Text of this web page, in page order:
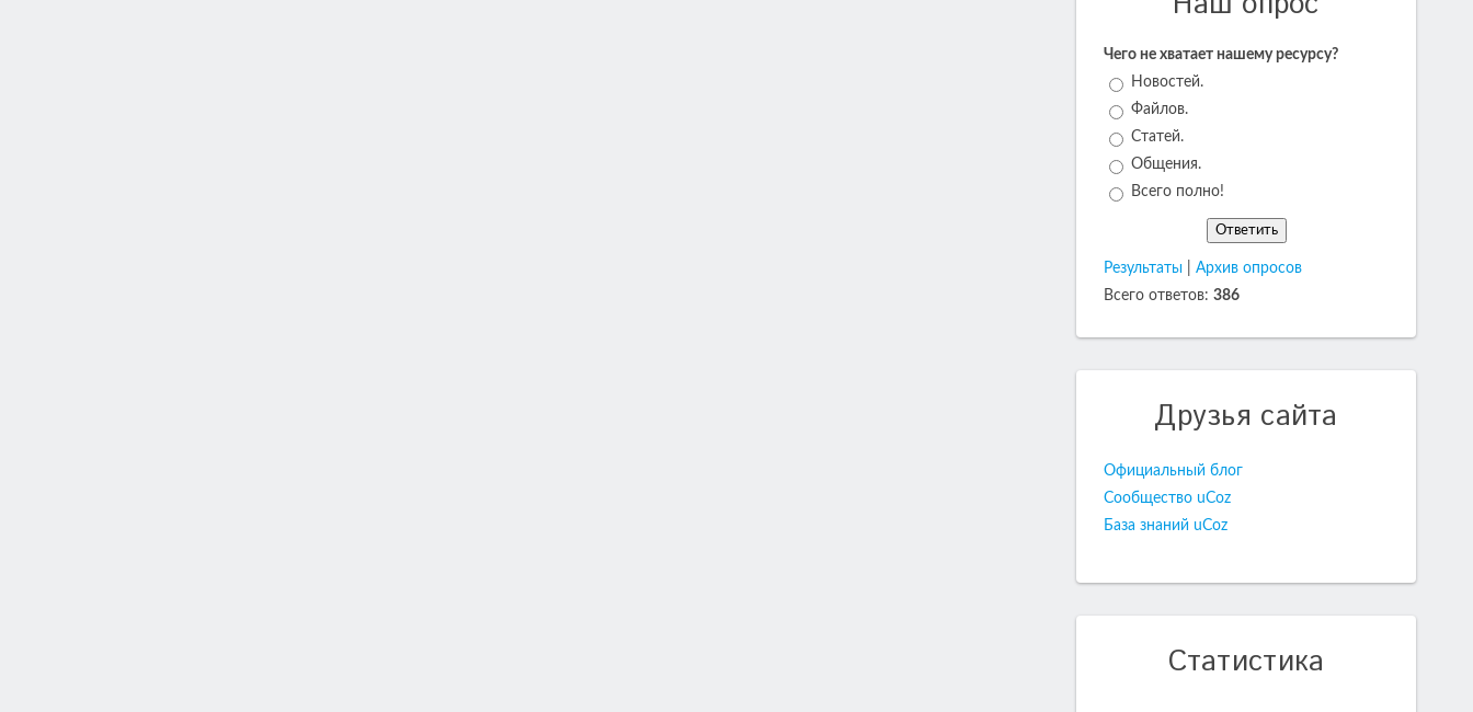
Чего не хватает нашему ресурсу?
Новостей.
Файлов.
Статей.
Общения.
Всего полно!
Результаты
Архив опросов
Всего ответов: 386
Друзья сайта
Официальный блог
Сообщество uCoz
База знаний uCoz
Статистика